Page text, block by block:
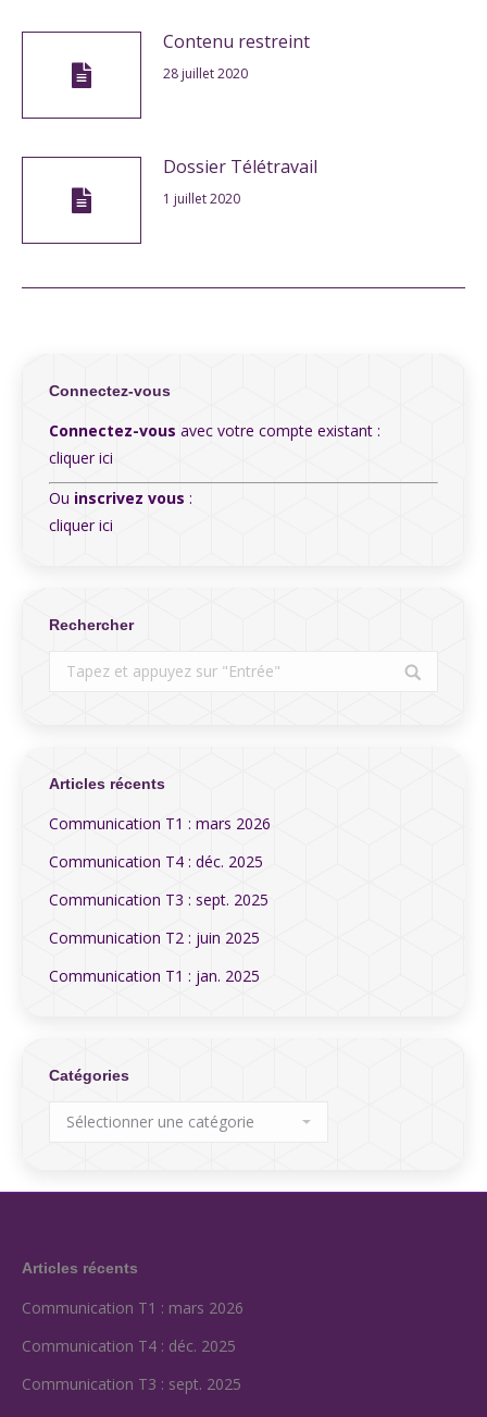
Contenu restreint
28 juillet 2020
Dossier Télétravail
1 juillet 2020
Connectez-vous
Connectez-vous avec votre compte existant :
cliquer ici
Ou inscrivez vous :
cliquer ici
Rechercher
Search:
Articles récents
Communication T1 : mars 2026
Communication T4 : déc. 2025
Communication T3 : sept. 2025
Communication T2 : juin 2025
Communication T1 : jan. 2025
Catégories
Catégories
Articles récents
Communication T1 : mars 2026
Communication T4 : déc. 2025
Communication T3 : sept. 2025